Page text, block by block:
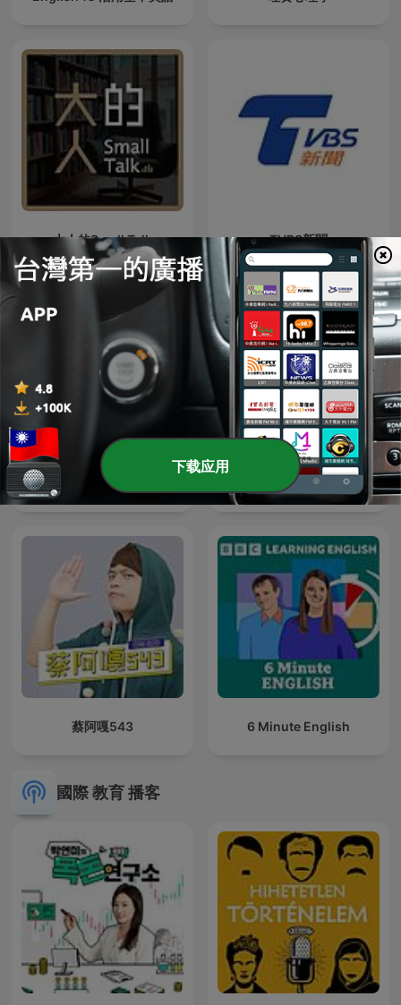
大人的Small Talk TVBS新聞
A+ English 空中美語 口說英語通
蔡阿嘎543 6 Minute English
國際 教育 播客
下载应用